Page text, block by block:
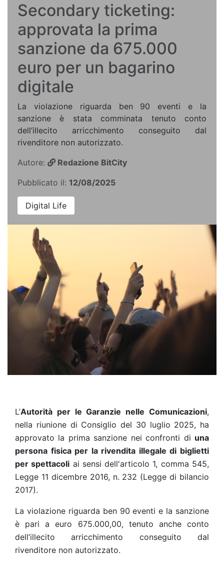
Secondary ticketing:
approvata la prima
sanzione da 675.000
euro per un bagarino
digitale
La violazione riguarda ben 90 eventi e la
sanzione è stata comminata tenuto conto
dell’illecito arricchimento conseguito dal
rivenditore non autorizzato.
Autore:
Redazione BitCity
Pubblicato il: 12/08/2025
Digital Life
L’Autorità per le Garanzie nelle Comunicazioni,
nella riunione di Consiglio del 30 luglio 2025, ha
approvato la prima sanzione nei confronti di una
persona fisica per la rivendita illegale di biglietti
per spettacoli ai sensi dell'articolo 1, comma 545,
Legge 11 dicembre 2016, n. 232 (Legge di bilancio
2017).
La violazione riguarda ben 90 eventi e la sanzione
è pari a euro 675.000,00, tenuto anche conto
dell’illecito arricchimento conseguito dal
rivenditore non autorizzato.